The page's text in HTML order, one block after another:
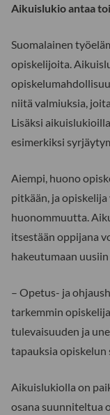
Aikuislukio antaa
Suomalainen
opiskelijoita.
niitä valmiuksia,
Lisäksi
esimerkiksi
Aiempi, huono
pitkään, ja
huonommuutta.
itsestään oppijana
hakeutumaan
– Opetus- ja
tarkemmin
tulevaisuuden ja
tapauksia opiskelun
Aikuislukiolla on
osana suunniteltua